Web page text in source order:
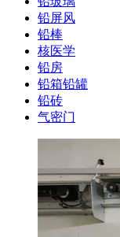
铅屏风
铅棒
核医学
铅房
铅箱铅罐
铅砖
气密门